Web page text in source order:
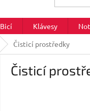
Bicí Klávesy
Čisticí prostředky
Čisticí